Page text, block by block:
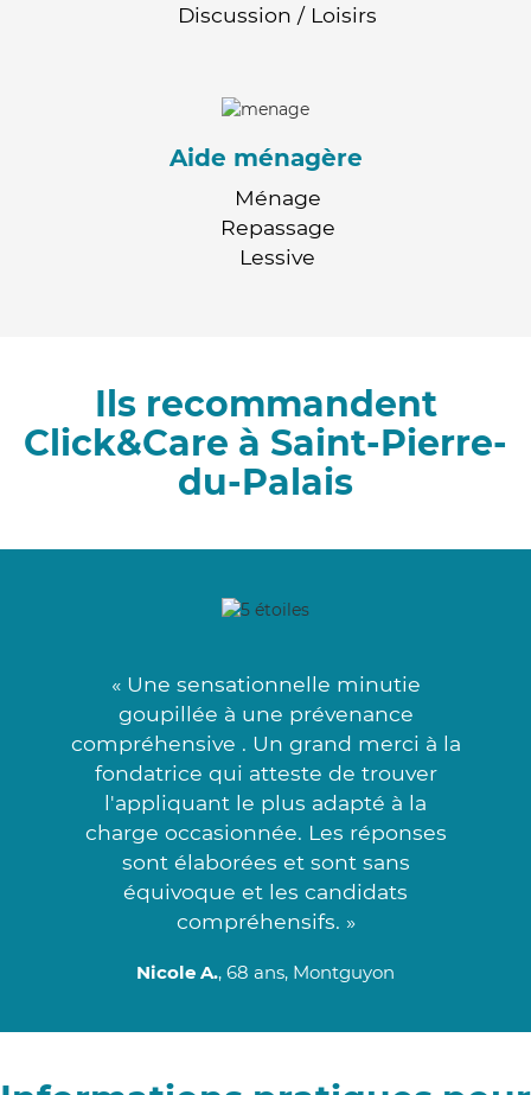
Discussion / Loisirs
Aide ménagère
Ménage
Repassage
Lessive
Ils recommandent
Click&Care à Saint-Pierre-
du-Palais
« Une sensationnelle minutie
goupillée à une prévenance
compréhensive . Un grand merci à la
fondatrice qui atteste de trouver
l'appliquant le plus adapté à la
charge occasionnée. Les réponses
sont élaborées et sont sans
équivoque et les candidats
compréhensifs. »
Nicole A., 68 ans, Montguyon